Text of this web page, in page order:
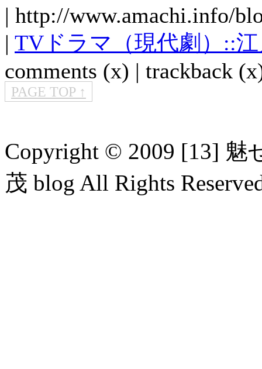
| http://www.amachi.info/
| TVドラマ（現代劇）::
comments (x) | trackback
PAGE TOP ↑
Copyright © 2009 [13]
茂 blog All Rights